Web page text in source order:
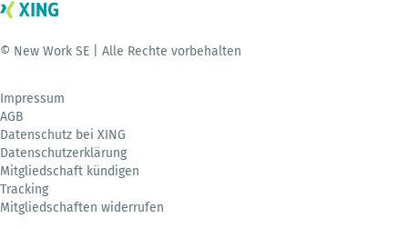
© New Work SE | Alle Rechte vorbehalten
Impressum
AGB
Datenschutz bei XING
Datenschutzerklärung
Mitgliedschaft kündigen
Tracking
Mitgliedschaften widerrufen